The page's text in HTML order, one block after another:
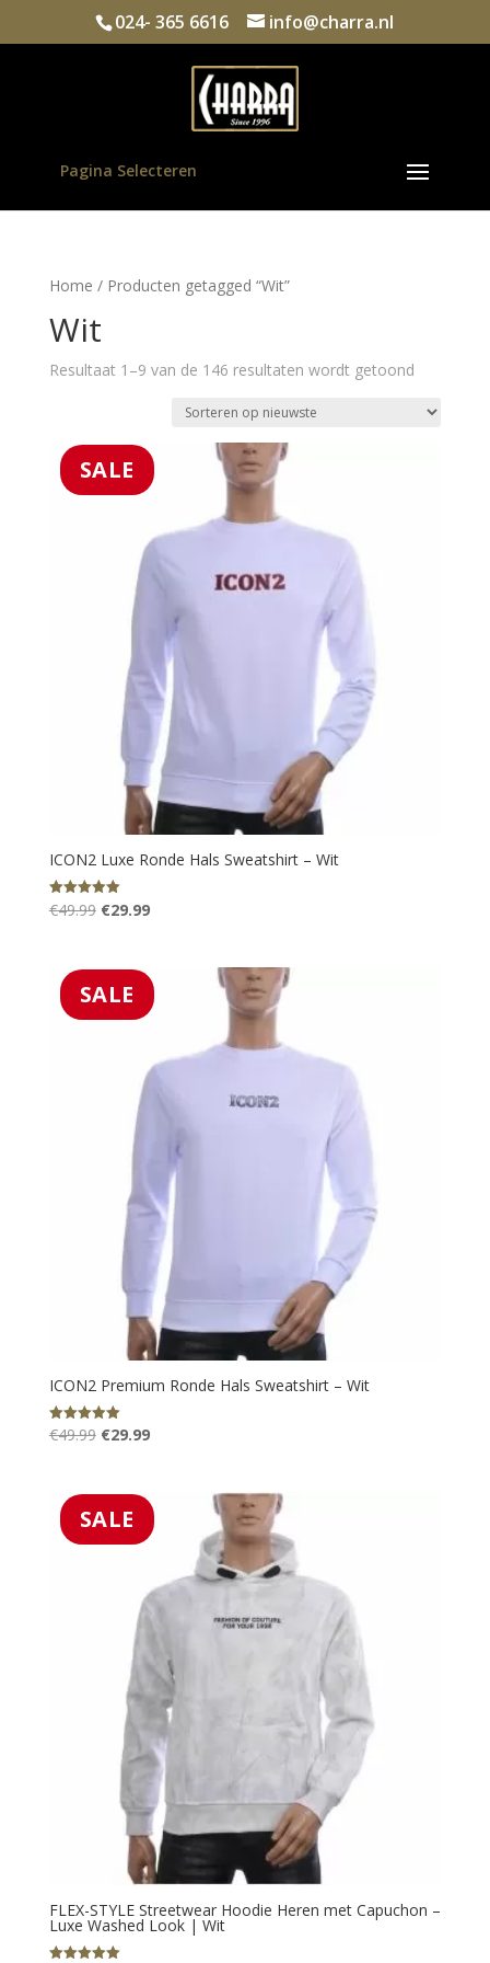
024- 365 6616 info@charra.nl
Pagina Selecteren
Home / Producten getagged “Wit”
Wit
Resultaat 1–9 van de 146 resultaten wordt getoond
nieuwste
SALE
ICON2 Luxe Ronde Hals Sweatshirt – Wit
Gewaardeerd
5.00
€49.99 Oorspronkelijke
€49.99.
€29.99Huidige
€29.99.
SALE
ICON2 Premium Ronde Hals Sweatshirt – Wit
Gewaardeerd
5.00
€49.99 Oorspronkelijke
€49.99.
€29.99Huidige
€29.99.
SALE
FLEX-STYLE Streetwear Hoodie Heren met Capuchon –
Luxe Washed Look | Wit